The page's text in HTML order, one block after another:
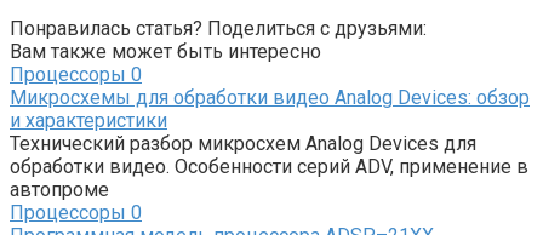
Понравилась статья? Поделиться с друзьями:
Вам также может быть интересно
Процессоры 0
Микросхемы для обработки видео Analog Devices: обзор
и характеристики
Технический разбор микросхем Analog Devices для
обработки видео. Особенности серий ADV, применение в
автопроме
Процессоры 0